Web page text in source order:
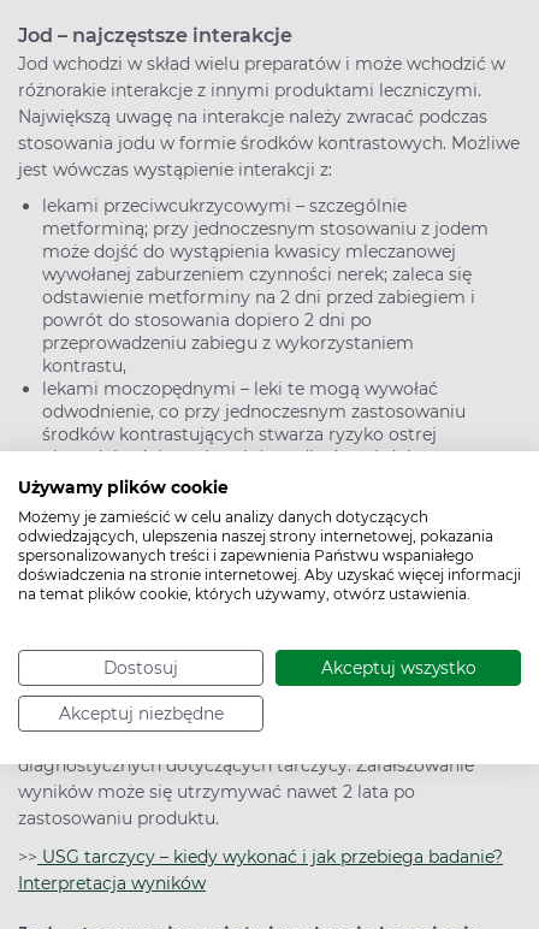
Używamy plików cookie
Możemy je zamieścić w celu analizy danych dotyczących
odwiedzających, ulepszenia naszej strony internetowej, pokazania
spersonalizowanych treści i zapewnienia Państwu wspaniałego
doświadczenia na stronie internetowej. Aby uzyskać więcej informacji
na temat plików cookie, których używamy, otwórz ustawienia.
Dostosuj Akceptuj wszystko
Akceptuj niezbędne
Jod – najczęstsze interakcje
Jod wchodzi w skład wielu preparatów i może wchodzić w
różnorakie interakcje z innymi produktami leczniczymi.
Największą uwagę na interakcje należy zwracać podczas
stosowania jodu w formie środków kontrastowych. Możliwe
jest wówczas wystąpienie interakcji z:
lekami przeciwcukrzycowymi – szczególnie
metforminą; przy jednoczesnym stosowaniu z jodem
może dojść do wystąpienia kwasicy mleczanowej
wywołanej zaburzeniem czynności nerek; zaleca się
odstawienie metforminy na 2 dni przed zabiegiem i
powrót do stosowania dopiero 2 dni po
przeprowadzeniu zabiegu z wykorzystaniem
kontrastu,
lekami moczopędnymi – leki te mogą wywołać
odwodnienie, co przy jednoczesnym zastosowaniu
środków kontrastujących stwarza ryzyko ostrej
niewydolności nerek; należy zadbać o właściwe
nawodnienie pacjenta przed jednoczesnym
zastosowaniem obu preparatów,
lekami sercowo-naczyniowymi – leki należące do
grupy inhibitorów agiotensyny, antagonistów
receptora angiotensyny, β-blokerów, zmniejszają
skuteczność leków stosowanych w przypadku reakcji
Preparaty zawierające jod nie powinny być używane
jednocześnie z lekami stosowanymi w nadczynności
tarczycy, gdyż osłabiają ich działanie. Należy podkreślić, że
produkty zawierające jod mogą wpływać na wyniki testów
diagnostycznych dotyczących tarczycy. Zafałszowanie
wyników może się utrzymywać nawet 2 lata po
zastosowaniu produktu.
>> USG tarczycy – kiedy wykonać i jak przebiega badanie?
Interpretacja wyników